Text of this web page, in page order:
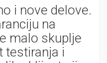
i nove delove.
na
malo skuplje
testiranja i